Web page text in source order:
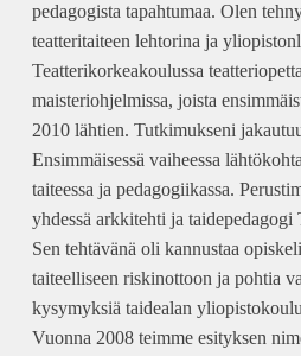
pedagogista tapahtumaa. Olen
teatteritaiteen lehtorina ja
Teatterikorkeakoulussa
maisteriohjelmissa, joista
2010 lähtien. Tutkimukseni
Ensimmäisessä vaiheessa
taiteessa ja pedagogiikassa.
yhdessä arkkitehti ja
Sen tehtävänä oli kannustaa
taiteelliseen riskinottoon ja pohtia
kysymyksiä taidealan
Vuonna 2008 teimme esityksen